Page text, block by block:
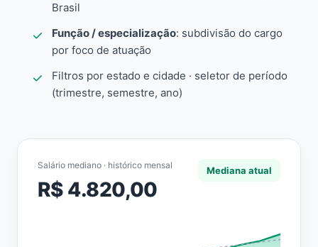
Brasil
Função / especialização: subdivisão do cargo
por foco de atuação
Filtros por estado e cidade · seletor de período
(trimestre, semestre, ano)
Salário mediano · histórico mensal
R$ 4.820,00
Mediana atual